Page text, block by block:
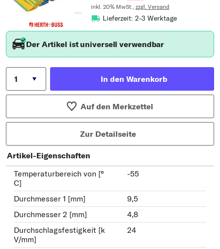
inkl. 20% MwSt., zzgl. Versand
Lieferzeit: 2-3 Werktage
Der Artikel ist universell verwendbar
In den Warenkorb
Auf den Merkzettel
Zur Detailseite
Artikel-Eigenschaften
Temperaturbereich von [°
C]
-55
Durchmesser 1 [mm]
9,5
Durchmesser 2 [mm]
4,8
Durchschlagsfestigkeit [k
V/mm]
24